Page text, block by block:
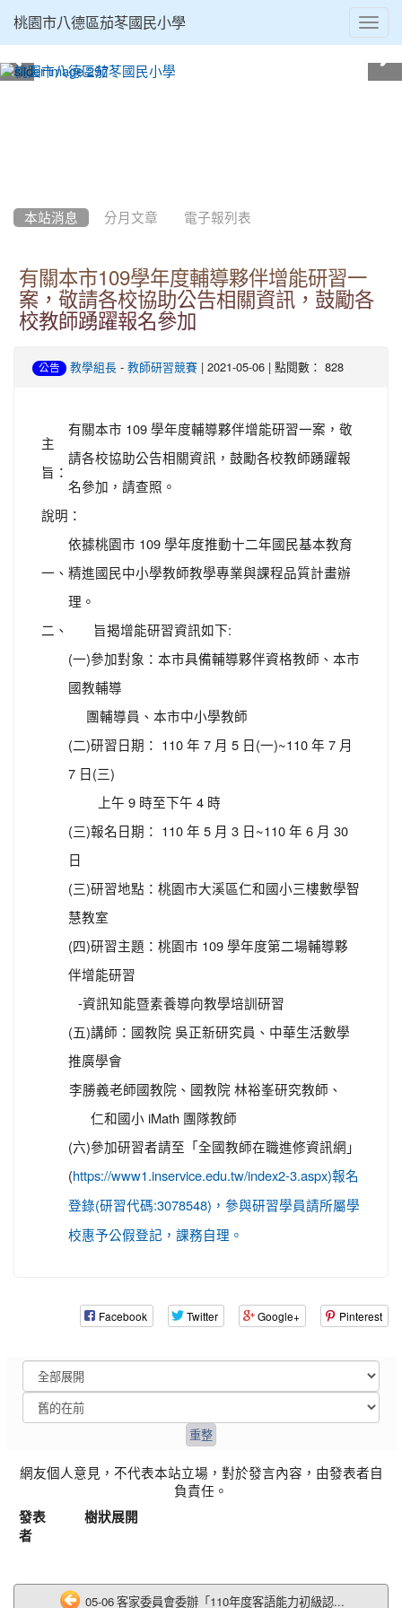
桃園市八德區茄苳國民小學
本站消息 分月文章 電子報列表
有關本市109學年度輔導夥伴增能研習一
案，敬請各校協助公告相關資訊，鼓勵各
校教師踴躍報名參加
公告 教學組長 - 教師研習競賽 | 2021-05-06 | 點閱數： 828
主
旨：
有關本市 109 學年度輔導夥伴增能研習一案，敬
請各校協助公告相關資訊，鼓勵各校教師踴躍報
名參加，請查照。
說明：
一、
依據桃園市 109 學年度推動十二年國民基本教育
精進國民中小學教師教學專業與課程品質計畫辦
理。
二、
旨揭增能研習資訊如下:
(一)參加對象：本市具備輔導夥伴資格教師、本市
國教輔導
團輔導員、本市中小學教師
(二)研習日期： 110 年 7 月 5 日(一)~110 年 7 月
7 日(三)
上午 9 時至下午 4 時
(三)報名日期： 110 年 5 月 3 日~110 年 6 月 30
日
(三)研習地點：桃園市大溪區仁和國小三樓數學智
慧教室
(四)研習主題：桃園市 109 學年度第二場輔導夥
伴增能研習
-資訊知能暨素養導向教學培訓研習
(五)講師：國教院 吳正新研究員、中華生活數學
推廣學會
李勝義老師國教院、國教院 林裕峯研究教師、
仁和國小 iMath 團隊教師
(六)參加研習者請至「全國教師在職進修資訊網」
( https://www1.inservice.edu.tw/index2-3.aspx)報名
登錄(研習代碼:3078548)，參與研習學員請所屬學
校惠予公假登記，課務自理。
Facebook Twitter Google+ Pinterest
網友個人意見，不代表本站立場，對於發言內容，由發表者自
負責任。
發表
者
樹狀展開
05-06 客家委員會委辦「110年度客語能力初級認...